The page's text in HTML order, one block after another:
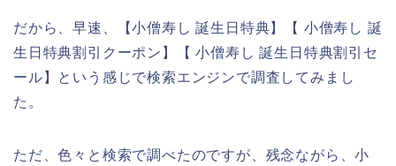
だから、早速、【小僧寿し 誕生日特典】【 小僧寿し 誕
生日特典割引クーポン】【 小僧寿し 誕生日特典割引セ
ール】という感じで検索エンジンで調査してみまし
た。
ただ、色々と検索で調べたのですが、残念ながら、小